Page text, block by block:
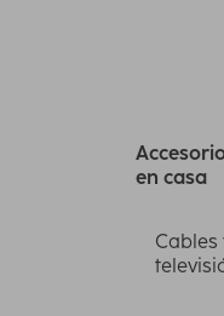
en casa